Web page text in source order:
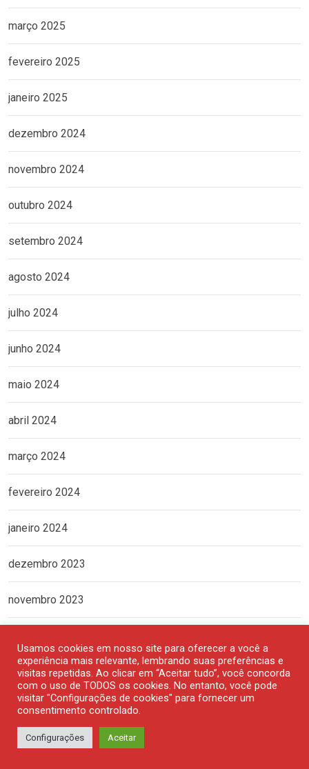
março 2025
fevereiro 2025
janeiro 2025
dezembro 2024
novembro 2024
outubro 2024
setembro 2024
agosto 2024
julho 2024
junho 2024
maio 2024
abril 2024
março 2024
fevereiro 2024
janeiro 2024
dezembro 2023
novembro 2023
setembro 2023
agosto 2023
julho 2023
Usamos cookies em nosso site para oferecer a você a
experiência mais relevante, lembrando suas preferências e
visitas repetidas. Ao clicar em “Aceitar tudo”, você concorda
com o uso de TODOS os cookies. No entanto, você pode
visitar "Configurações de cookies" para fornecer um
consentimento controlado.
Configurações Aceitar